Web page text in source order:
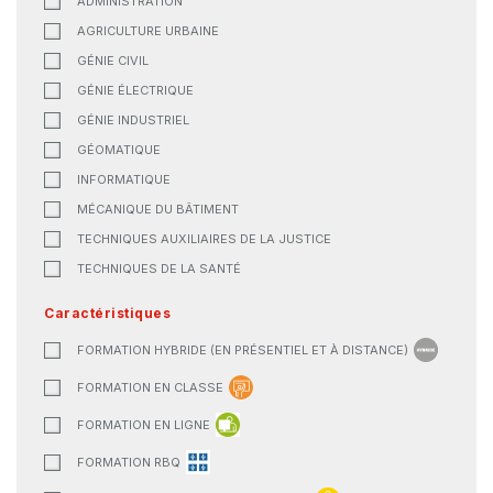
AGRICULTURE URBAINE
GÉNIE CIVIL
GÉNIE ÉLECTRIQUE
GÉNIE INDUSTRIEL
GÉOMATIQUE
INFORMATIQUE
MÉCANIQUE DU BÂTIMENT
TECHNIQUES AUXILIAIRES DE LA JUSTICE
TECHNIQUES DE LA SANTÉ
Caractéristiques
FORMATION HYBRIDE (EN PRÉSENTIEL ET À DISTANCE)
FORMATION EN CLASSE
FORMATION EN LIGNE
FORMATION RBQ